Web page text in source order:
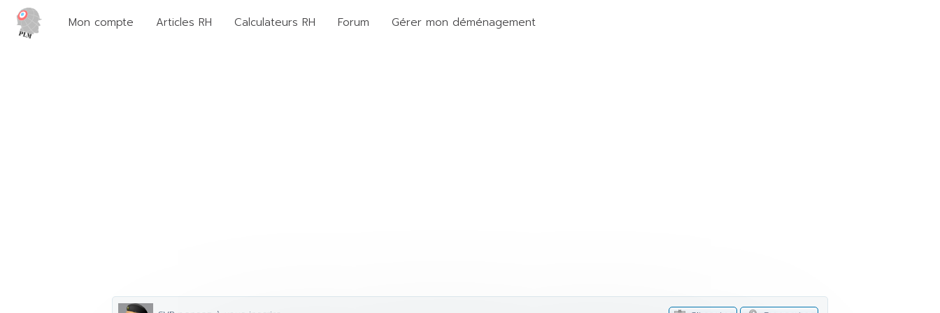
Mon compte Articles RH Calculateurs RH Forum Gérer mon déménagement